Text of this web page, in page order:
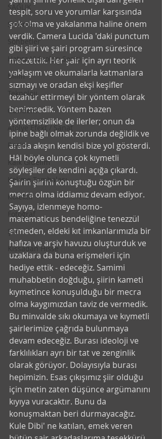
SAĞLIK
Sinema
Sohbetler
Hatıra Videoları Serisi
Bilim
Teknoloji
Gündem
Atölye Efekt / Sanat
Resim
Kalk Gidelim
Kelime Tombalası
Kolektif
Fotoğraf
Şiir
Kıssadan Hisse
tespit, soru ve yorumlar karşısında
şok olma ve yakalanma haline önem
verdik. Camera Lucida 'daki punctum
gibi şiiri ve şairi program süresince
meczettik. Her şair için ayrı teorik
yaklaşım ve okumalarla katmanlara
sızmayı ve oradan ekşi keşifler
tezahür ettirmeyi bir yöntem olarak
benimsedik. Yöntem bazen
yöntemsizlikle de ilerler; onun da
ipine bağlı olmak zorunda değildik ve
arada akışın kendisi bize yol gösterdi.
Hâl böyle olunca çok kıymetli
söyleşiler de kendini açığa çıkardı.
Şairin şiirini konuştuğu özgün bir
mecra olma iddiamız devam ediyor.
Sayıya, izlenmeye homo-
matematicus bendeliğine tenezzül
etmeden, eldeki kıt imkanlarımızla bir
hafıza ve arşiv havuzu oluşturduk ve
uzaklara da buna erişmeleri için
hediye ettik - edeceğiz. Samimi
muhabbetin doğduğu, şiirin kameti
kıymetince konuşulduğu bir mecra
olma kaygımızdan taviz de vermedik.
Bu minvalde sıkı okumaya ve kıymetli
şairlerimize çağrıda bulunmaya
devam edeceğiz. Burası ideoloji ve
farklılıkları ayrı bir tat ve zenginlik
olarak görüyor. Dolayısıyla burası
hepimizin. Esas çıkışımız şiir olduğu
için metin zaten düşünce argümanını
kıyıya vuracaktır. Bunu da
konuşmaktan beri durmayacağız.
Kule Dibi' ne katılan, emek veren